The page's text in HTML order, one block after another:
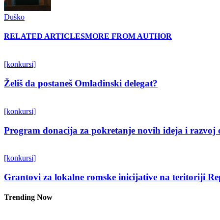
Duško
RELATED ARTICLESMORE FROM AUTHOR
[konkursi]
Želiš da postaneš Omladinski delegat?
[konkursi]
Program donacija za pokretanje novih ideja i razvoj
[konkursi]
Grantovi za lokalne romske inicijative na teritoriji
Trending Now